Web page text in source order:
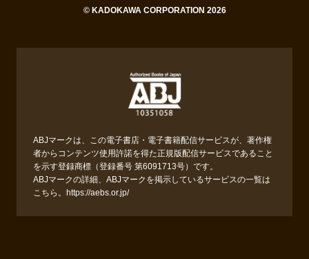
© KADOKAWA CORPORATION 2026
ABJマークは、この電子書店・電子書籍配信サービスが、著作権
者からコンテンツ使用許諾を得た正規版配信サービスであること
を示す登録商標（登録番号 第6091713号）です。
ABJマークの詳細、ABJマークを掲示しているサービスの一覧は
こちら。
https://aebs.or.jp/